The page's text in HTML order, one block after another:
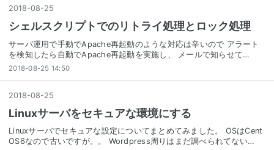
2018-08-25
シェルスクリプトでのリトライ処理とロック処理
サーバ運用で手動でApache再起動のような対応は辛いので アラート
を検知したら自動でApache再起動を実施し、 メールで知らせて…
2018-08-25 14:50
2018-08-25
Linuxサーバをセキュアな環境にする
Linuxサーバでセキュアな設定についてまとめてみました。 OSはCent
OS6なので古いですが。。 Wordpress周りはまだ調べられてない…